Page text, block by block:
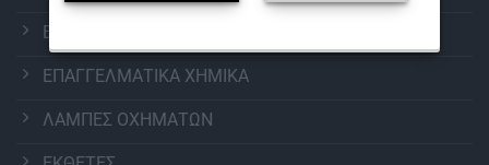
ΕΞΟΠΛΙΣΜΟΣ ΠΛΥΝΤΗΡΙΩΝ
ΕΠΑΓΓΕΛΜΑΤΙΚΑ ΧΗΜΙΚΑ
ΛΑΜΠΕΣ ΟΧΗΜΑΤΩΝ